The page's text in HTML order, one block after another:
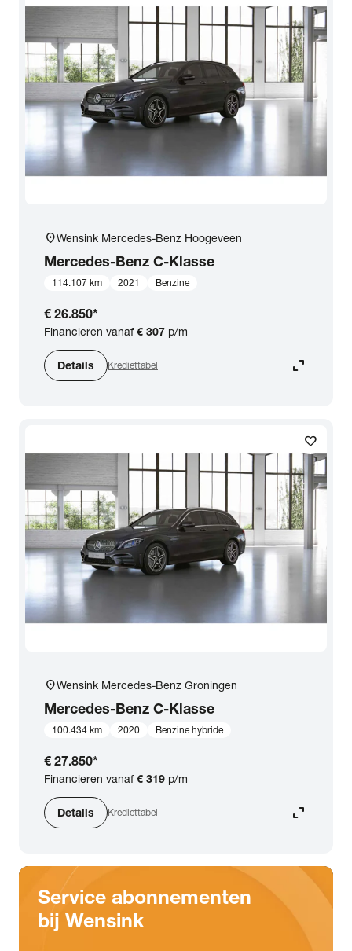
location_onWensink Mercedes-Benz Hoogeveen
Mercedes-Benz C-Klasse
114.107 km 2021 Benzine
€ 26.850*
Financieren vanaf€ 307 p/m
Details Krediettabel expand_content
favorite
location_onWensink Mercedes-Benz Groningen
Mercedes-Benz C-Klasse
100.434 km 2020 Benzine hybride
€ 27.850*
Financieren vanaf€ 319 p/m
Details Krediettabel expand_content
Service abonnementen
bij Wensink